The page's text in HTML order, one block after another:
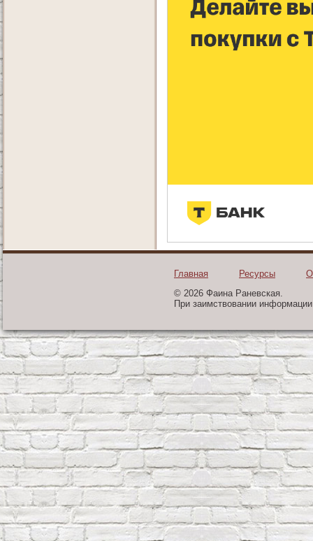
Главная Ресурсы
© 2026 Фаина Раневская.
При заимствовании